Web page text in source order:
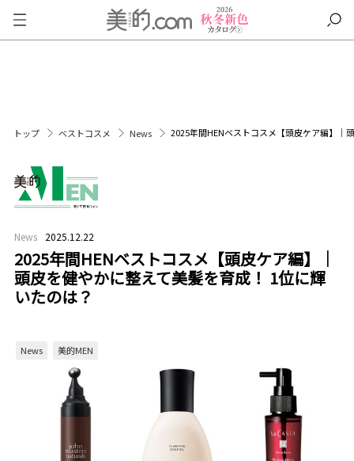
トップ ベストコスメ News 2025年間HENベストコスメ【頭皮ケア編】｜
News 2025.12.22
2025年間HENベストコスメ【頭皮ケア編】｜
頭皮を健やかに整えて美髪を育成！ 1位に輝
いたのは？
News 美的MEN